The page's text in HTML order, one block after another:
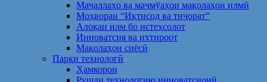
Маҷаллаҳо ва маҷмӯаҳои мақолаҳои илмӣ
Моҳвораи “Иқтисод ва тиҷорат”
Алоқаи илм бо истеҳсолот
Инноватсия ва ихтироот
Мақолаҳои сиёсӣ
Парки технологӣ
Ҳамкорон
Рушди технологию инноватсионӣ